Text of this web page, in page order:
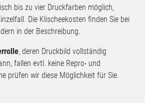
bis zu vier Druckfarben möglich,
Die Klischeekosten finden Sie bei
in der Beschreibung.
, deren Druckbild vollständig
fallen evtl. keine Repro- und
prüfen wir diese Möglichkeit für Sie.